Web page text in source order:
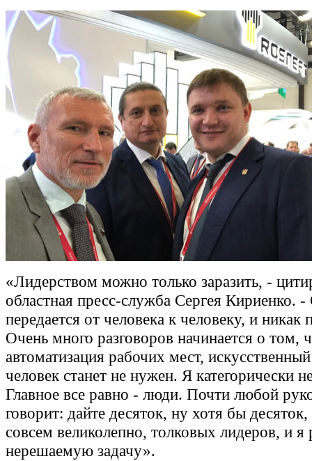
«Лидерством можно только заразить, -
областная пресс-служба Сергея Кириенко.
передается от человека к человеку, и никак
Очень много разговоров начинается о том,
автоматизация рабочих мест,
человек станет не нужен. Я категорически
Главное все равно - люди. Почти любой
говорит: дайте десяток, ну хотя бы десяток,
совсем великолепно, толковых лидеров, и
нерешаемую задачу».